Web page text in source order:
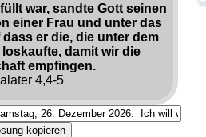
war, sandte Gott seinen
einer Frau und unter das
er die, die unter dem
loskaufte, damit wir die
empfingen.
4,4-5
kopieren